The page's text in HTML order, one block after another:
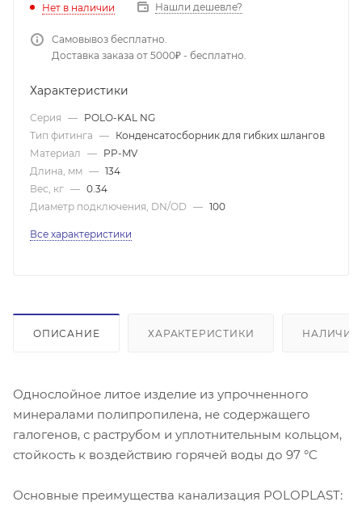
Нет в наличии Нашли дешевле?
Самовывоз бесплатно.
Доставка заказа от 5000₽ - бесплатно.
Характеристики
Серия — POLO-KAL NG
Тип фитинга — Конденсатосборник для гибких шлангов
Материал — PP-MV
Длина, мм — 134
Вес, кг — 0.34
Диаметр подключения, DN/OD — 100
Все характеристики
ОПИСАНИЕ ХАРАКТЕРИСТИКИ НАЛИЧИЕ
Однослойное литое изделие из упрочненного
минералами полипропилена, не содержащего
галогенов, с раструбом и уплотнительным кольцом,
стойкость к воздействию горячей воды до 97 °C
Основные преимущества канализация POLOPLAST: